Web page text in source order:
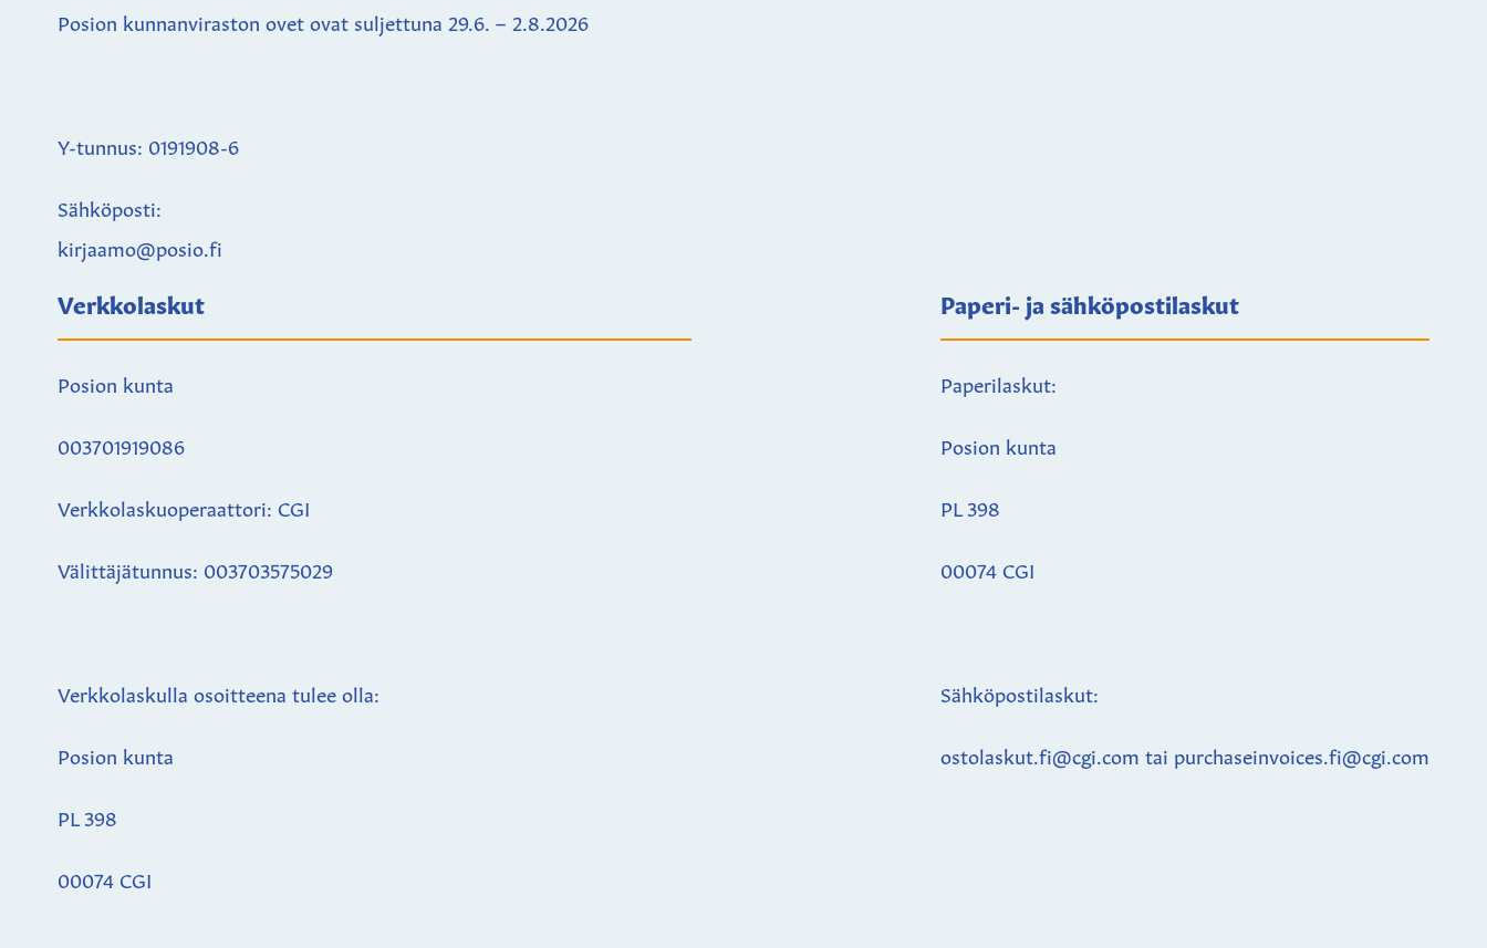
Posion kunnanviraston ovet ovat suljettuna 29.6. – 2.8.2026
Y-tunnus: 0191908-6
Sähköposti:
kirjaamo@posio.fi
Verkkolaskut
Posion kunta
003701919086
Verkkolaskuoperaattori: CGI
Välittäjätunnus: 003703575029
Verkkolaskulla osoitteena tulee olla:
Posion kunta
PL 398
00074 CGI
Paperi- ja sähköpostilaskut
Paperilaskut:
Posion kunta
PL 398
00074 CGI
Sähköpostilaskut:
ostolaskut.fi@cgi.com tai purchaseinvoices.fi@cgi.com